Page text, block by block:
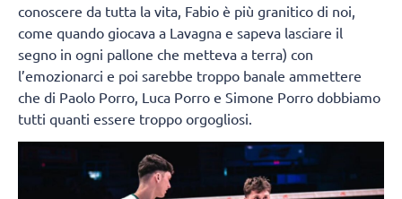
conoscere da tutta la vita, Fabio è più granitico di noi,
come quando giocava a Lavagna e sapeva lasciare il
segno in ogni pallone che metteva a terra) con
l’emozionarci e poi sarebbe troppo banale ammettere
che di Paolo Porro, Luca Porro e Simone Porro dobbiamo
tutti quanti essere troppo orgogliosi.